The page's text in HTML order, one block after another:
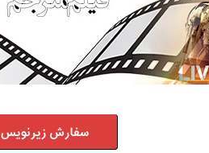
سفارش زیرنویس